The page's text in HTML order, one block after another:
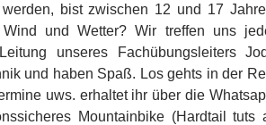
bist zwischen 12 und 17
und Wetter? Wir treffen uns
unseres Fachübungsleiters
und haben Spaß. Los gehts in der
uws. erhaltet ihr über die
Mountainbike (Hardtail tuts